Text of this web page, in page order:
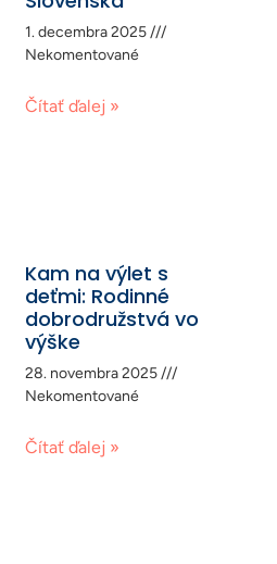
1. decembra 2025
Nekomentované
Čítať ďalej »
Kam na výlet s
deťmi: Rodinné
dobrodružstvá vo
výške
28. novembra 2025
Nekomentované
Čítať ďalej »